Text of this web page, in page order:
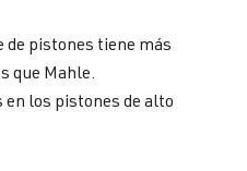
pistones tiene más
que Mahle.
los pistones de alto